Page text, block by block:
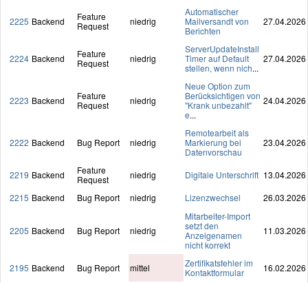
2225 Backend
Feature
Request
niedrig
Automatischer
Mailversandt von
Berichten
27.04.2026
2224 Backend
Feature
Request
niedrig
ServerUpdateInstall
Timer auf Default
stellen, wenn nich...
27.04.2026
2223 Backend
Feature
Request
niedrig
Neue Option zum
Berücksichtigen von
"Krank unbezahlt"
e...
24.04.2026
2222 Backend Bug Report niedrig
Remotearbeit als
Markierung bei
Datenvorschau
23.04.2026
2219 Backend
Feature
Request
niedrig Digitale Unterschrift 13.04.2026
2215 Backend Bug Report niedrig Lizenzwechsel 26.03.2026
2205 Backend Bug Report niedrig
Mitarbeiter-Import
setzt den
Anzeigenamen
nicht korrekt
11.03.2026
2195 Backend Bug Report mittel
Zertifikatsfehler im
Kontaktformular
16.02.2026